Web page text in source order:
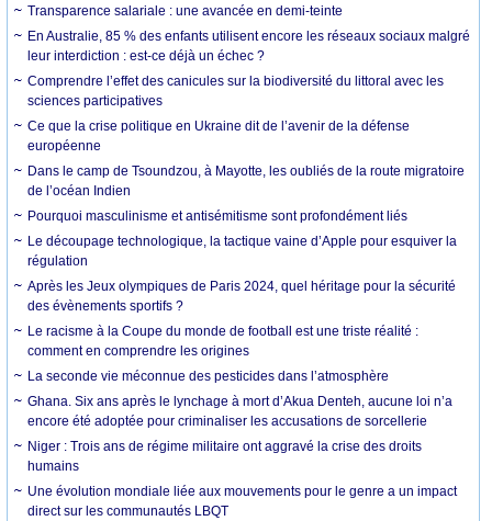
Transparence salariale : une avancée en demi-teinte
En Australie, 85 % des enfants utilisent encore les réseaux sociaux malgré
leur interdiction : est-ce déjà un échec ?
Comprendre l’effet des canicules sur la biodiversité du littoral avec les
sciences participatives
Ce que la crise politique en Ukraine dit de l’avenir de la défense
européenne
Dans le camp de Tsoundzou, à Mayotte, les oubliés de la route migratoire
de l’océan Indien
Pourquoi masculinisme et antisémitisme sont profondément liés
Le découpage technologique, la tactique vaine d’Apple pour esquiver la
régulation
Après les Jeux olympiques de Paris 2024, quel héritage pour la sécurité
des évènements sportifs ?
Le racisme à la Coupe du monde de football est une triste réalité :
comment en comprendre les origines
La seconde vie méconnue des pesticides dans l’atmosphère
Ghana. Six ans après le lynchage à mort d’Akua Denteh, aucune loi n’a
encore été adoptée pour criminaliser les accusations de sorcellerie
Niger : Trois ans de régime militaire ont aggravé la crise des droits
humains
Une évolution mondiale liée aux mouvements pour le genre a un impact
direct sur les communautés LBQT